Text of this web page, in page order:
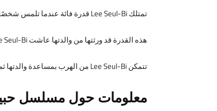
تمتلك Lee Seul-Bi قدرة فائة عندما تلمس شخصًا ما تستطيع رؤية المستقبل القريب لهذا الشخص.
هذه القدرة قد ورثتها من والدتها عاشت Lee Seul-Bi وأمها في الحبس لفترة طويلة بسبب الرئيس التنفيذي الذي يستخدم قدراتهم الخاصة.
تتمكن Lee Seul-Bi من الهرب بمساعدة والدتها ثم تقابل Gong Soo-Gwang لأول مرة منذ 7 أعوام.
معلومات حول مسلسل